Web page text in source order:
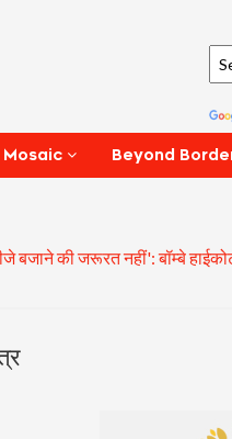
Beyond
बजाने की जरूरत नहीं': बॉम्बे